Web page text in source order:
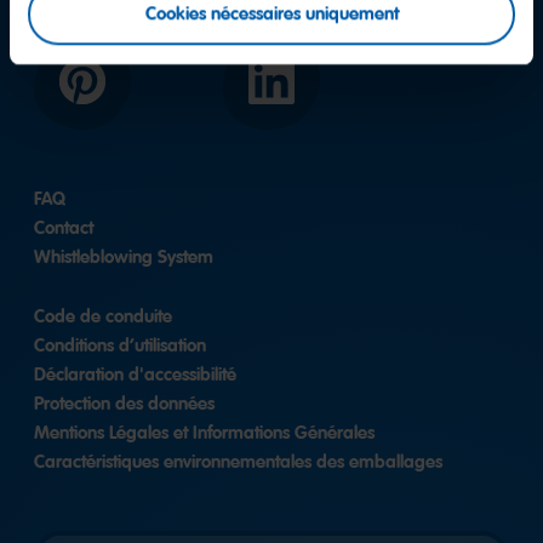
Cookies nécessaires uniquement
Pinterest LinkedIn
FAQ
Contact
Whistleblowing System
Code de conduite
Conditions d’utilisation
Déclaration d'accessibilité
Protection des données
Mentions Légales et Informations Générales
Caractéristiques environnementales des emballages